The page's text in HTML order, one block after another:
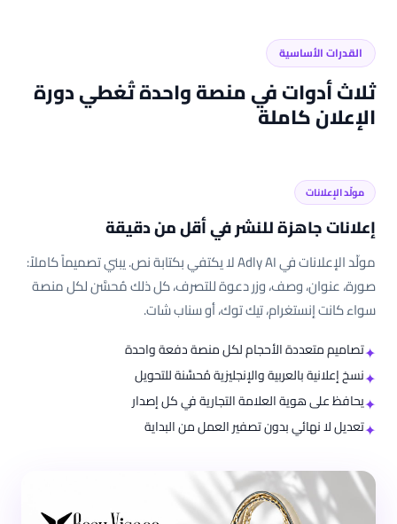
القدرات الأساسية
ثلاث أدوات في منصة واحدة تُغطي دورة
الإعلان كاملة
مولّد الإعلانات
إعلانات جاهزة للنشر في أقل من دقيقة
مولّد الإعلانات في Adly AI لا يكتفي بكتابة نص. يبني تصميماً كاملاً:
صورة، عنوان، وصف، وزر دعوة للتصرف، كل ذلك مُحسَّن لكل منصة
سواء كانت إنستغرام، تيك توك، أو سناب شات.
✦تصاميم متعددة الأحجام لكل منصة دفعة واحدة
✦نسخ إعلانية بالعربية والإنجليزية مُحسَّنة للتحويل
✦يحافظ على هوية العلامة التجارية في كل إصدار
✦تعديل لا نهائي بدون تصفير العمل من البداية